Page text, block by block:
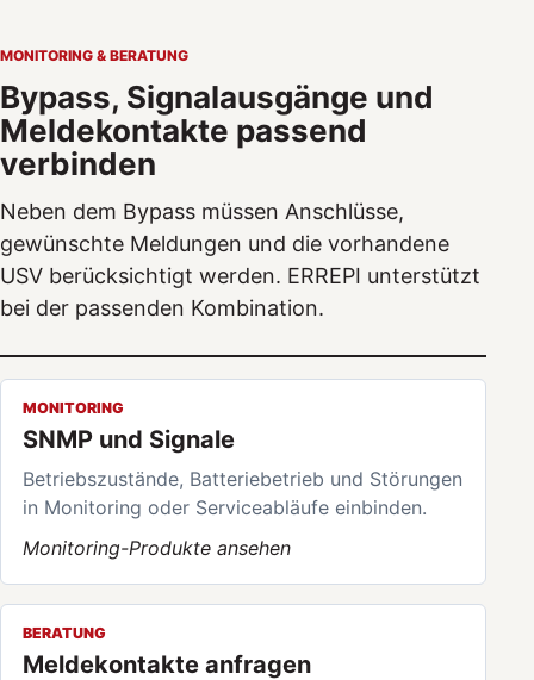
MONITORING & BERATUNG
Bypass, Signalausgänge und
Meldekontakte passend
verbinden
Neben dem Bypass müssen Anschlüsse,
gewünschte Meldungen und die vorhandene
USV berücksichtigt werden. ERREPI unterstützt
bei der passenden Kombination.
MONITORING
SNMP und Signale
Betriebszustände, Batteriebetrieb und Störungen
in Monitoring oder Serviceabläufe einbinden.
Monitoring-Produkte ansehen
BERATUNG
Meldekontakte anfragen